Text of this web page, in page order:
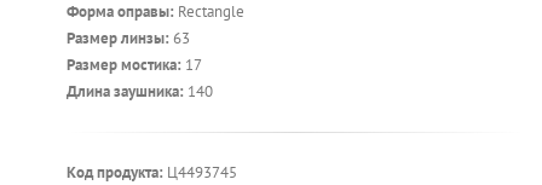
Форма оправы: Rectangle
Размер линзы: 63
Размер мостика: 17
Длина заушника: 140
Код продукта: Ц4493745